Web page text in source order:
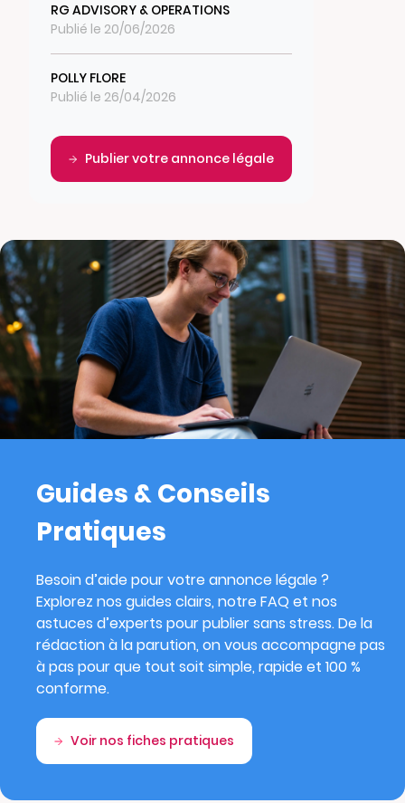
RG ADVISORY & OPERATIONS
Publié le 20/06/2026
POLLY FLORE
Publié le 26/04/2026
Publier votre annonce légale
Guides & Conseils
Pratiques
Besoin d’aide pour votre annonce légale ?
Explorez nos guides clairs, notre FAQ et nos
astuces d’experts pour publier sans stress. De la
rédaction à la parution, on vous accompagne pas
à pas pour que tout soit simple, rapide et 100 %
conforme.
Voir nos fiches pratiques